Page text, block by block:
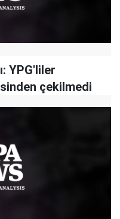
YPG'liler
çekilmedi